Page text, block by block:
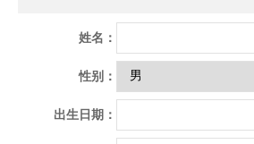
姓名：
性别：
出生日期：